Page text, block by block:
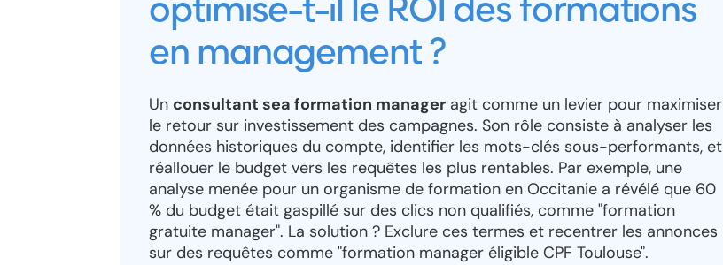
optimise-t-il le ROI des formations
en management ?
Un consultant sea formation manager agit comme un levier pour maximiser
le retour sur investissement des campagnes. Son rôle consiste à analyser les
données historiques du compte, identifier les mots-clés sous-performants, et
réallouer le budget vers les requêtes les plus rentables. Par exemple, une
analyse menée pour un organisme de formation en Occitanie a révélé que 60
% du budget était gaspillé sur des clics non qualifiés, comme "formation
gratuite manager". La solution ? Exclure ces termes et recentrer les annonces
sur des requêtes comme "formation manager éligible CPF Toulouse".